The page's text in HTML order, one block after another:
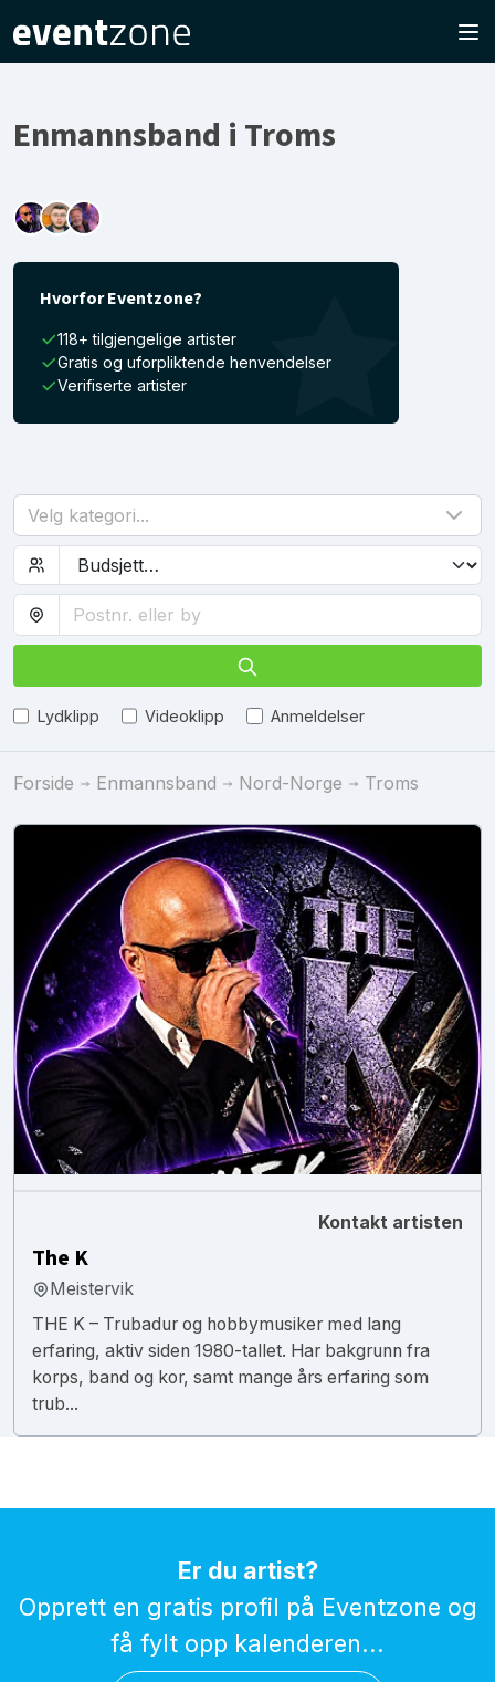
Enmannsband i Troms
Hvorfor Eventzone?
118+ tilgjengelige artister
Gratis og uforpliktende henvendelser
Verifiserte artister
Velg kategori...
Lydklipp Videoklipp Anmeldelser
Forside Enmannsband Nord-Norge Troms
Kontakt artisten
The K
Meistervik
THE K – Trubadur og hobbymusiker med lang
erfaring, aktiv siden 1980-tallet. Har bakgrunn fra
korps, band og kor, samt mange års erfaring som
trub...
Er du artist?
Opprett en gratis profil på Eventzone og
få fylt opp kalenderen...